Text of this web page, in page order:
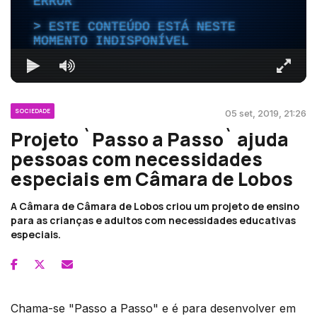
ESTE CONTEÚDO ESTÁ NESTE
MOMENTO INDISPONÍVEL
SOCIEDADE 05 set, 2019, 21:26
Projeto `Passo a Passo` ajuda
pessoas com necessidades
especiais em Câmara de Lobos
A Câmara de Câmara de Lobos criou um projeto de ensino
para as crianças e adultos com necessidades educativas
especiais.
Chama-se "Passo a Passo" e é para desenvolver em